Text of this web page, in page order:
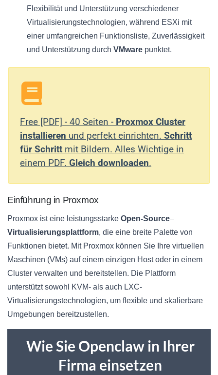
Flexibilität und Unterstützung verschiedener
Virtualisierungstechnologien, während ESXi mit
einer umfangreichen Funktionsliste, Zuverlässigkeit
und Unterstützung durch VMware punktet.
Free [PDF] - 40 Seiten - Proxmox Cluster
installieren und perfekt einrichten. Schritt
für Schritt mit Bildern. Alles Wichtige in
einem PDF. Gleich downloaden.
Einführung in Proxmox
Proxmox ist eine leistungsstarke Open-Source–
Virtualisierungsplattform, die eine breite Palette von
Funktionen bietet. Mit Proxmox können Sie Ihre virtuellen
Maschinen (VMs) auf einem einzigen Host oder in einem
Cluster verwalten und bereitstellen. Die Plattform
unterstützt sowohl KVM- als auch LXC-
Virtualisierungstechnologien, um flexible und skalierbare
Umgebungen bereitzustellen.